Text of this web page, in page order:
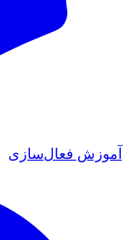
فعال‌سازی